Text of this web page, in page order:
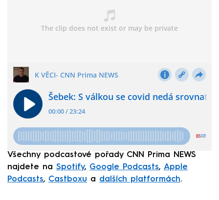
Všechny podcastové pořady CNN Prima NEWS
najdete na Spotify, Google Podcasts, Apple
Podcasts, Castboxu a dalších platformách.